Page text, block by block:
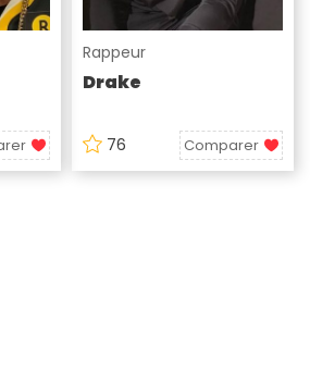
Rappeur
Drake
76 Comparer